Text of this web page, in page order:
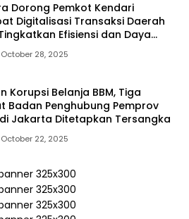
Dorong Pemkot Kendari
Digitalisasi Transaksi Daerah
Efisiensi dan Daya
October 28, 2025
Korupsi Belanja BBM, Tiga
Badan Penghubung Pemprov
Jakarta Ditetapkan Tersangka
October 22, 2025